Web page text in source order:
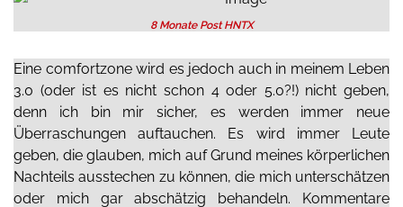
8 Monate Post HNTX
Eine comfortzone wird es jedoch auch in meinem Leben
3.0 (oder ist es nicht schon 4 oder 5.0?!) nicht geben,
denn ich bin mir sicher, es werden immer neue
Überraschungen auftauchen. Es wird immer Leute
geben, die glauben, mich auf Grund meines körperlichen
Nachteils ausstechen zu können, die mich unterschätzen
oder mich gar abschätzig behandeln. Kommentare